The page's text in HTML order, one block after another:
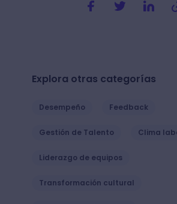
Explora otras categorías
Desempeño Feedback
Gestión de Talento Clima
Liderazgo de equipos
Transformación cultural